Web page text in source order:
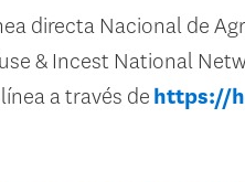
directa Nacional de
& Incest National
a través dehttps://